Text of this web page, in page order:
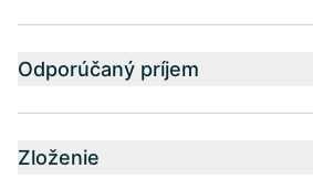
Odporúčaný príjem
Zloženie